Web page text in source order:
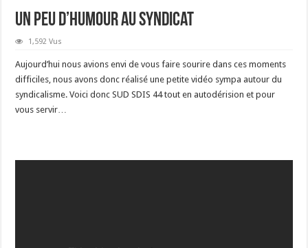
Un peu d’humour au syndicat
1,592 Vus
Aujourd’hui nous avions envi de vous faire sourire dans ces moments
difficiles, nous avons donc réalisé une petite vidéo sympa autour du
syndicalisme. Voici donc SUD SDIS 44 tout en autodérision et pour
vous servir…